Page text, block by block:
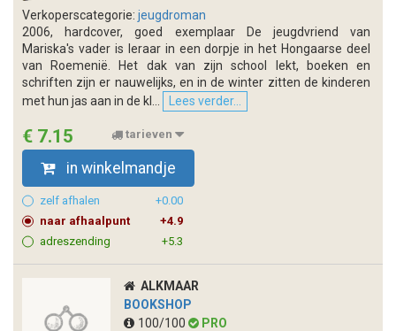
Verkoperscategorie: jeugdroman
2006, hardcover, goed exemplaar De jeugdvriend van
Mariska's vader is leraar in een dorpje in het Hongaarse deel
van Roemenië. Het dak van zijn school lekt, boeken en
schriften zijn er nauwelijks, en in de winter zitten de kinderen
met hun jas aan in de kl...
Lees verder...
€ 7.15 tarieven
in winkelmandje
zelf afhalen
+0.00
naar afhaalpunt
+4.9
adreszending
+5.3
ALKMAAR
BOOKSHOP
100/100
PRO